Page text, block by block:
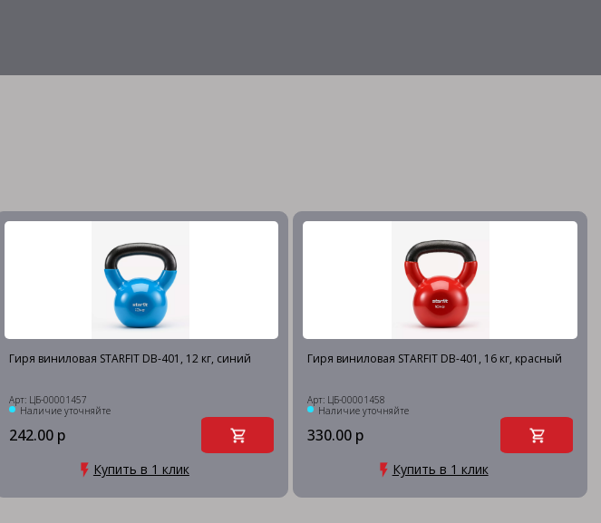
Гиря виниловая STARFIT DB-401, 12 кг, синий
Арт: ЦБ-00001457
Наличие уточняйте
242.00 р
Купить в 1 клик
Гиря виниловая STARFIT DB-401, 16 кг, красный
Арт: ЦБ-00001458
Наличие уточняйте
330.00 р
Купить в 1 клик